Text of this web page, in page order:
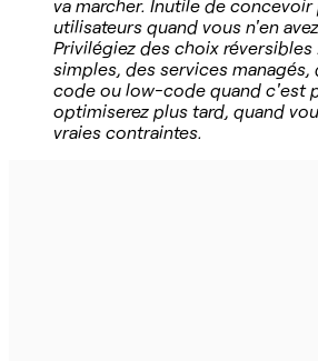
va marcher. Inutile de
utilisateurs quand vous n'en
Privilégiez des choix réversibles
simples, des services
code ou low-code quand c'est
optimiserez plus tard, quand
vraies contraintes.